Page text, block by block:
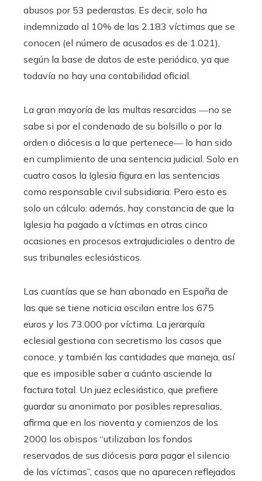
abusos por 53 pederastas. Es decir, solo ha
indemnizado al 10% de las 2.183 víctimas que se
conocen (el número de acusados es de 1.021),
según la base de datos de este periódico, ya que
todavía no hay una contabilidad oficial.
La gran mayoría de las multas resarcidas ―no se
sabe si por el condenado de su bolsillo o por la
orden o diócesis a la que pertenece― lo han sido
en cumplimiento de una sentencia judicial. Solo en
cuatro casos la Iglesia figura en las sentencias
como responsable civil subsidiaria. Pero esto es
solo un cálculo: además, hay constancia de que la
Iglesia ha pagado a víctimas en otras cinco
ocasiones en procesos extrajudiciales o dentro de
sus tribunales eclesiásticos.
Las cuantías que se han abonado en España de
las que se tiene noticia oscilan entre los 675
euros y los 73.000 por víctima. La jerarquía
eclesial gestiona con secretismo los casos que
conoce, y también las cantidades que maneja, así
que es imposible saber a cuánto asciende la
factura total. Un juez eclesiástico, que prefiere
guardar su anonimato por posibles represalias,
afirma que en los noventa y comienzos de los
2000 los obispos “utilizaban los fondos
reservados de sus diócesis para pagar el silencio
de las víctimas”, casos que no aparecen reflejados